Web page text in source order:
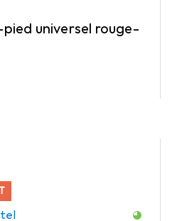
pied universel rouge-